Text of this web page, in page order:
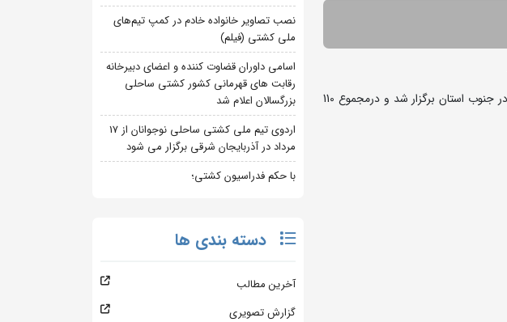
به گزارش روابط عمومی فدارسیون کشتی، این کلاسها به میزبانی شهرهای خوی در شمال استان و میاندوآب در جنوب استان برگزار شد و درمجموع 110
نصب تصاویر خانواده خادم در کمپ تیم‌های
ملی کشتی (فیلم)
اسامی داوران قضاوت کننده و اعضای دبیرخانه
رقابت های قهرمانی کشور کشتی ساحلی
بزرگسالان اعلام شد
اردوی تیم ملی کشتی ساحلی نوجوانان از 17
مرداد در آذربایجان شرقی برگزار می شود
با حکم فدراسیون کشتی؛
دسته بندی ها
آخرین مطالب
گزارش تصویری